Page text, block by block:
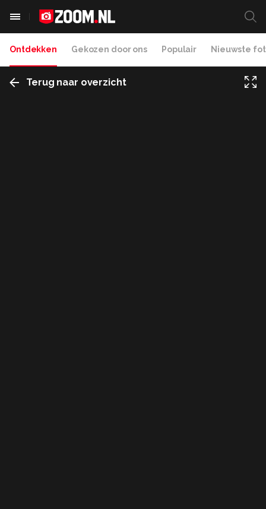
Ontdekken Gekozen door ons Populair Nieuwste
Terug naar overzicht